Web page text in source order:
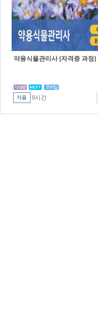
약용식물관리사 [자격증 과정]
8시간